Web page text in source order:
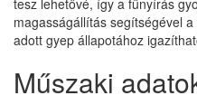
tesz lehetővé, így a fűnyírás
magasságállítás segítségével
adott gyep állapotához
Műszaki